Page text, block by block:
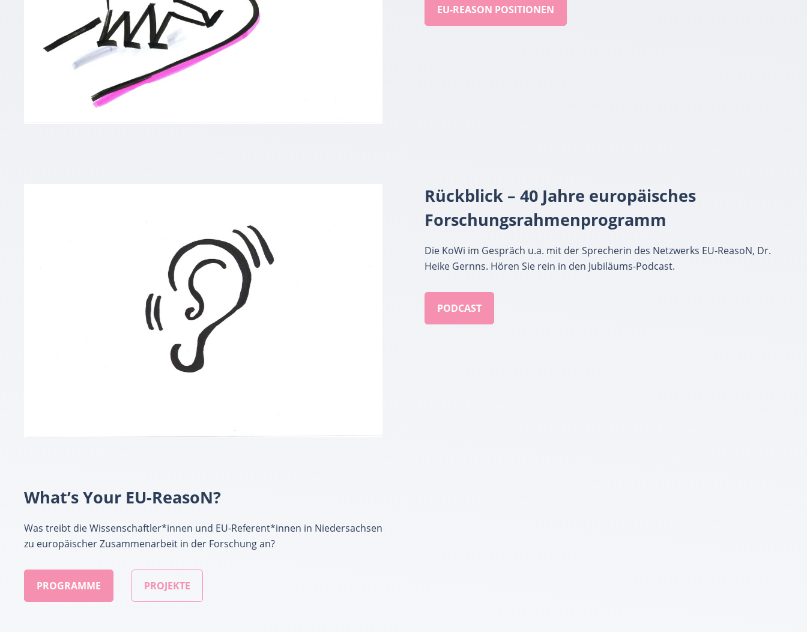
EU-REASON POSITIONEN
Rückblick – 40 Jahre europäisches
Forschungsrahmenprogramm
Die KoWi im Gespräch u.a. mit der Sprecherin des Netzwerks EU-ReasoN, Dr.
Heike Gernns. Hören Sie rein in den Jubiläums-Podcast.
PODCAST
What’s Your EU-ReasoN?
Was treibt die Wissenschaftler*innen und EU-Referent*innen in Niedersachsen
zu europäischer Zusammenarbeit in der Forschung an?
PROGRAMME PROJEKTE